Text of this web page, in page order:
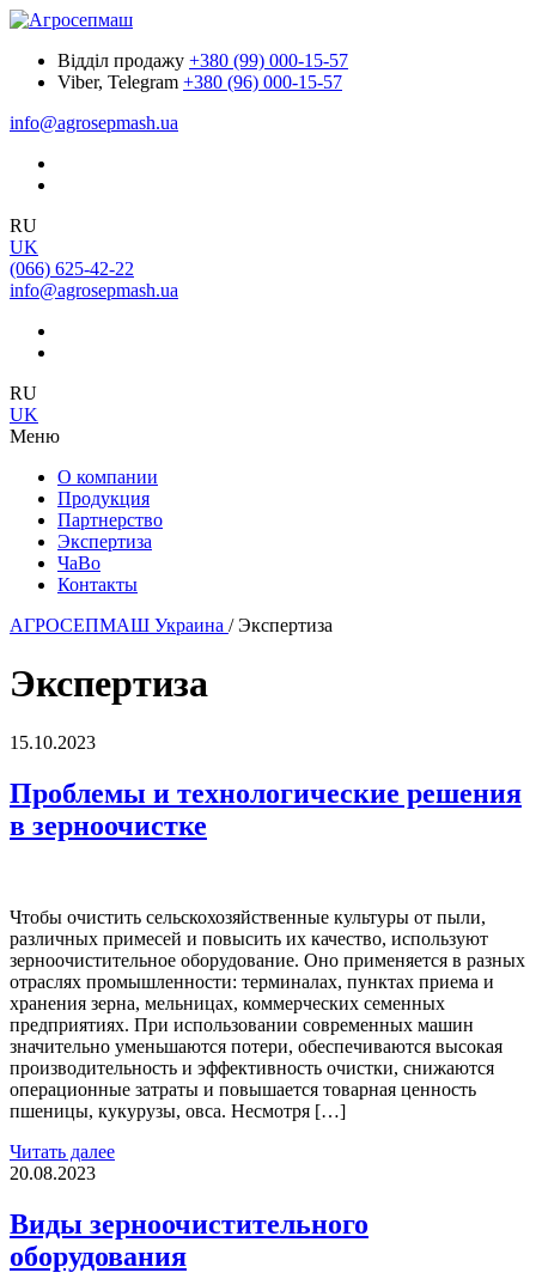
Відділ продажу +380 (99) 000-15-57
Viber, Telegram +380 (96) 000-15-57
info@agrosepmash.ua
RU
UK
(066) 625-42-22
info@agrosepmash.ua
RU
UK
Меню
О компании
Продукция
Партнерство
Экспертиза
ЧаВо
Контакты
АГРОСЕПМАШ Украина /Экспертиза
Экспертиза
15.10.2023
Проблемы и технологические решения
в зерноочистке
Чтобы очистить сельскохозяйственные культуры от пыли,
различных примесей и повысить их качество, используют
зерноочистительное оборудование. Оно применяется в разных
отраслях промышленности: терминалах, пунктах приема и
хранения зерна, мельницах, коммерческих семенных
предприятиях. При использовании современных машин
значительно уменьшаются потери, обеспечиваются высокая
производительность и эффективность очистки, снижаются
операционные затраты и повышается товарная ценность
пшеницы, кукурузы, овса. Несмотря […]
Читать далее
20.08.2023
Виды зерноочистительного
оборудования